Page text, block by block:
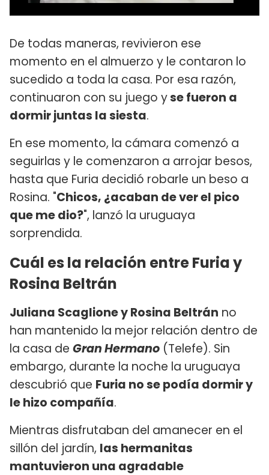
De todas maneras, revivieron ese
momento en el almuerzo y le contaron lo
sucedido a toda la casa. Por esa razón,
continuaron con su juego yse fueron a
dormir juntas la siesta.
En ese momento, la cámara comenzó a
seguirlas y le comenzaron a arrojar besos,
hasta que Furia decidió robarle un beso a
Rosina. "Chicos, ¿acaban de ver el pico
que me dio?", lanzó la uruguaya
sorprendida.
Cuál es la relación entre Furia y
Rosina Beltrán
Juliana Scaglione y Rosina Beltrán no
han mantenido la mejor relación dentro de
la casa de Gran Hermano (Telefe). Sin
embargo, durante la noche la uruguaya
descubrió que Furia no se podía dormir y
le hizo compañía.
Mientras disfrutaban del amanecer en el
sillón del jardín, las hermanitas
mantuvieron una agradable